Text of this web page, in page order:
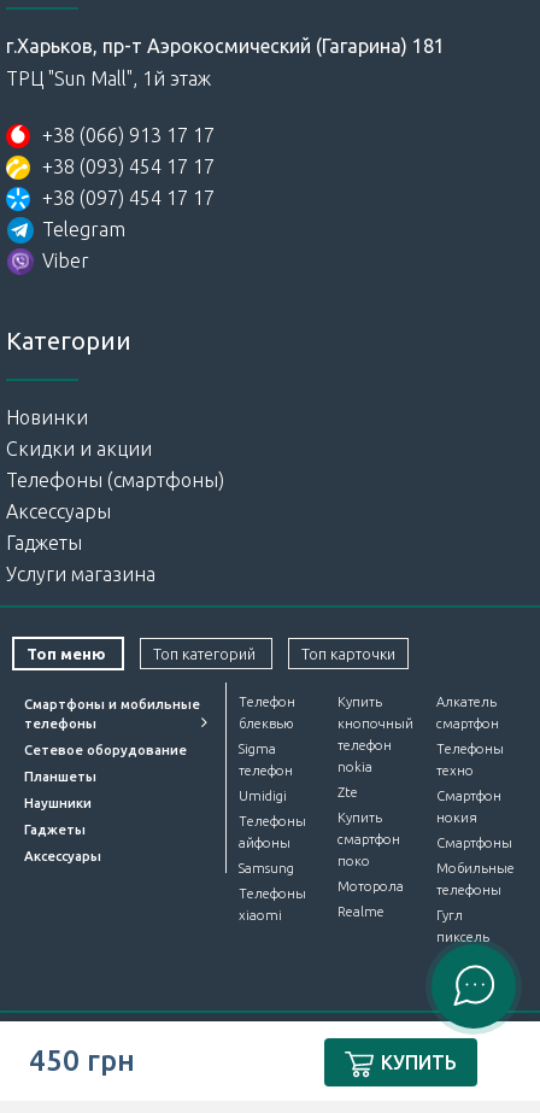
450 грн КУПИТЬ
г.Харьков, пр-т Аэрокосмический (Гагарина) 181
ТРЦ "Sun Mall", 1й этаж
+38 (066) 913 17 17
+38 (093) 454 17 17
+38 (097) 454 17 17
Telegram
Viber
Категории
Новинки
Скидки и акции
Телефоны (смартфоны)
Аксессуары
Гаджеты
Услуги магазина
Топ меню Топ категорий Топ карточки
Смартфоны и мобильные
телефоны
Сетевое оборудование
Планшеты
Наушники
Гаджеты
Аксессуары
Телефон
блеквью
Sigma
телефон
Umidigi
Телефоны
айфоны
Samsung
Телефоны
xiaomi
Купить
кнопочный
телефон
nokia
Zte
Купить
смартфон
поко
Моторола
Realme
Алкатель
смартфон
Телефоны
техно
Смартфон
нокия
Смартфоны
Мобильные
телефоны
Гугл
пиксель
Интернет-магазин Device Market © 2012-2026. Все права
ПУБЛІЧНА ОФЕРТА.